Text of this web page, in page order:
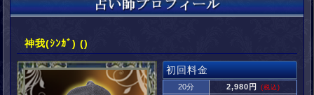
神我(ｼﾝｶﾞ) ()
初回料金
20分 2,980円 (税込)